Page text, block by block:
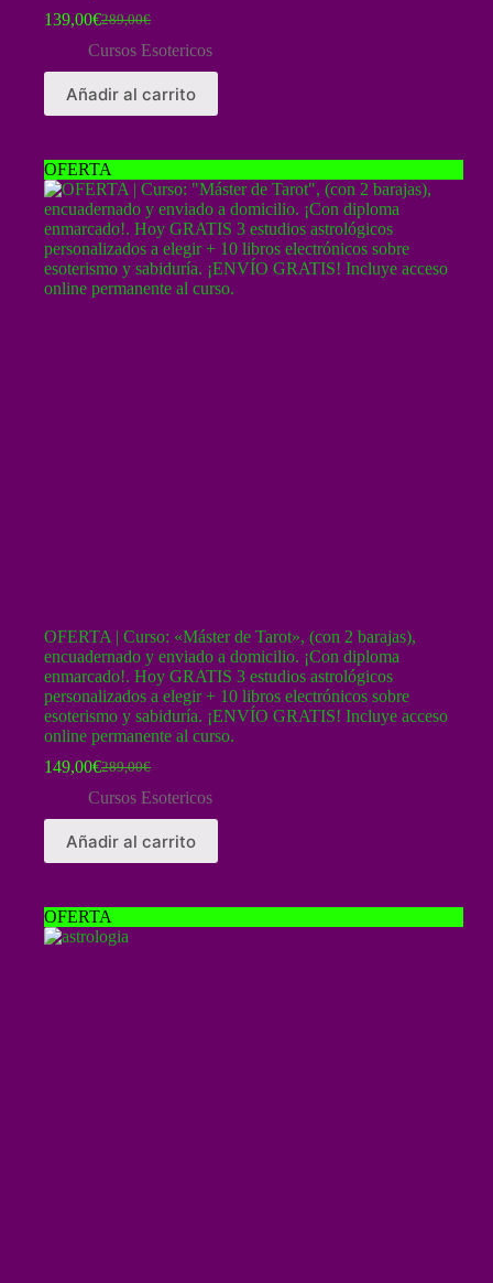
289,00€
El
precio
original
era:
139,00€El
precio
actual
es:
Cursos Esotericos
Añadir al carrito
OFERTA
OFERTA | Curso: «Máster de Tarot», (con 2 barajas),
encuadernado y enviado a domicilio. ¡Con diploma
enmarcado!. Hoy GRATIS 3 estudios astrológicos
personalizados a elegir + 10 libros electrónicos sobre
esoterismo y sabiduría. ¡ENVÍO GRATIS! Incluye acceso
online permanente al curso.
289,00€
El
precio
original
era:
149,00€El
precio
actual
es:
Cursos Esotericos
Añadir al carrito
OFERTA